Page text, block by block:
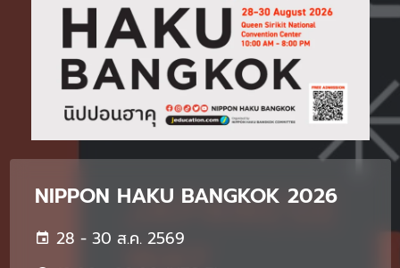
NIPPON HAKU BANGKOK 2026
28 - 30 ส.ค. 2569